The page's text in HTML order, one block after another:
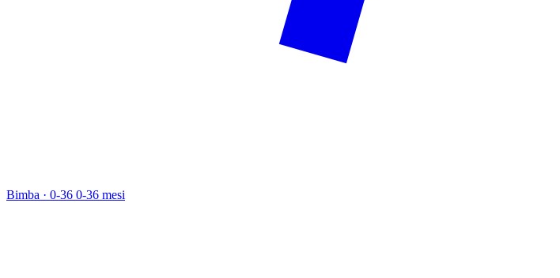
Bimba · 0-36 0-36 mesi